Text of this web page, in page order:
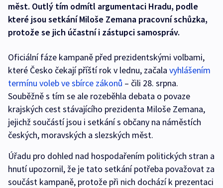
měst. Outlý tím odmítl argumentaci Hradu, podle
které jsou setkání Miloše Zemana pracovní schůzka,
protože se jich účastní i zástupci samospráv.
Oficiální fáze kampaně před prezidentskými volbami,
které Česko čekají příští rok v lednu, začala vyhlášením
termínu voleb ve sbírce zákonů – čili 28. srpna.
Souběžně s tím se ale rozeběhla debata o povaze
krajských cest stávajícího prezidenta Miloše Zemana,
jejichž součástí jsou i setkání s občany na náměstích
českých, moravských a slezských měst.
Úřadu pro dohled nad hospodařením politických stran a
hnutí upozornil, že je tato setkání potřeba považovat za
součást kampaně, protože při nich dochází k prezentaci